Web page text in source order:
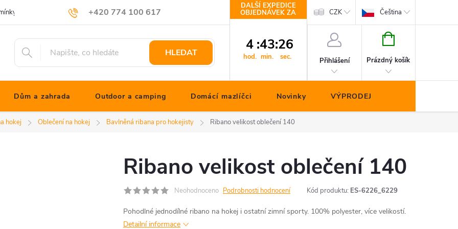
+420 774 100 617
info@jonathanshop.cz
Podmínky ochrany osobních údajů Blog JONATHANshop.cz Kontakty CZK Čeština
HLEDAT
DALŠÍ EXPEDICE
OBJEDNÁVEK ZA
4
hod.
:43
min.
:26
sec. Přihlášení
NÁKUPNÍ
Prázdný košík
Dům a zahrada Outdoor a camping Domácí mazlíčci Novinky VÝPRODEJ
hokej Oblečení na hokej Bavlněná ribana pro hokejisty Ribano velikost oblečení 140
Ribano velikost oblečení 140
Neohodnoceno Podrobnosti hodnocení Kód produktu: ES-6226_6229
Pohodlné jednodílné ribano na hokej i ostatní zimní sporty. 100% polyester, více velikostí.
Detailní informace